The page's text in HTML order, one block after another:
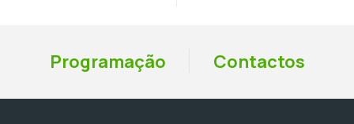
Programação Contactos